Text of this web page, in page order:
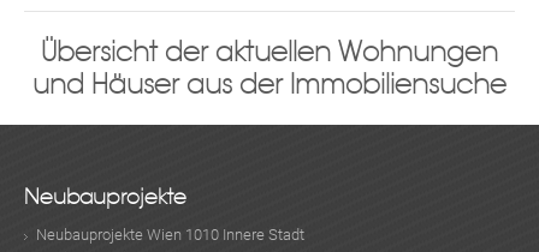
Übersicht der aktuellen Wohnungen
und Häuser aus der Immobiliensuche
Neubauprojekte
Neubauprojekte Wien 1010 Innere Stadt